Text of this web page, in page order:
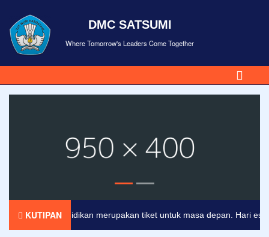
DMC SATSUMI
Where Tomorrow's Leaders Come Together
KUTIPAN
Pendidikan merupakan tiket untuk masa depan. Hari esok